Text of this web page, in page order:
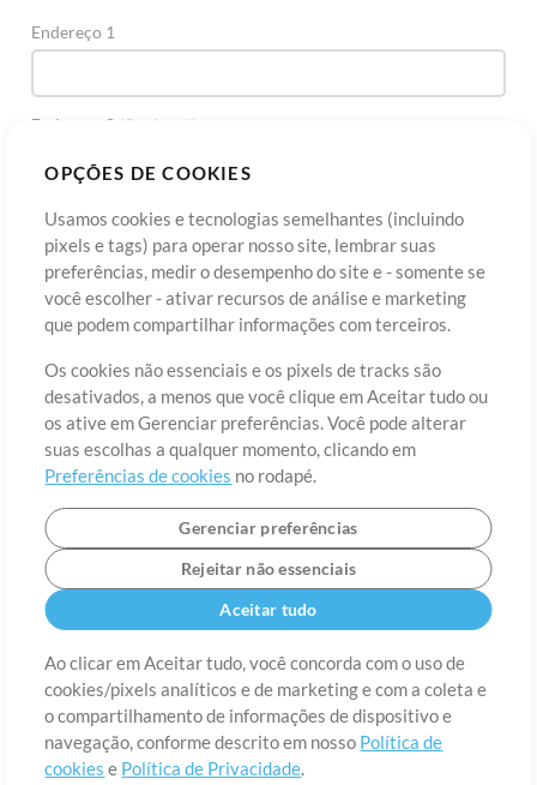
OPÇÕES DE COOKIES
Usamos cookies e tecnologias semelhantes (incluindo
pixels e tags) para operar nosso site, lembrar suas
preferências, medir o desempenho do site e - somente se
você escolher - ativar recursos de análise e marketing
que podem compartilhar informações com terceiros.
Os cookies não essenciais e os pixels de tracks são
desativados, a menos que você clique em Aceitar tudo ou
os ative em Gerenciar preferências. Você pode alterar
suas escolhas a qualquer momento, clicando em
Preferências de cookies no rodapé.
Gerenciar preferências
Rejeitar não essenciais
Aceitar tudo
Ao clicar em Aceitar tudo, você concorda com o uso de
cookies/pixels analíticos e de marketing e com a coleta e
o compartilhamento de informações de dispositivo e
navegação, conforme descrito em nosso Política de
cookies e Política de Privacidade.
Endereço 1
Endereço 2 (Opcional)
Cidade
País CEP
Estado Idioma
Sobre Termos de Uso Política de Privacidade
Preferências de
cookies
Contato
©2006-2026 por MultiTracks LLC. Todos os Direitos Reservados.